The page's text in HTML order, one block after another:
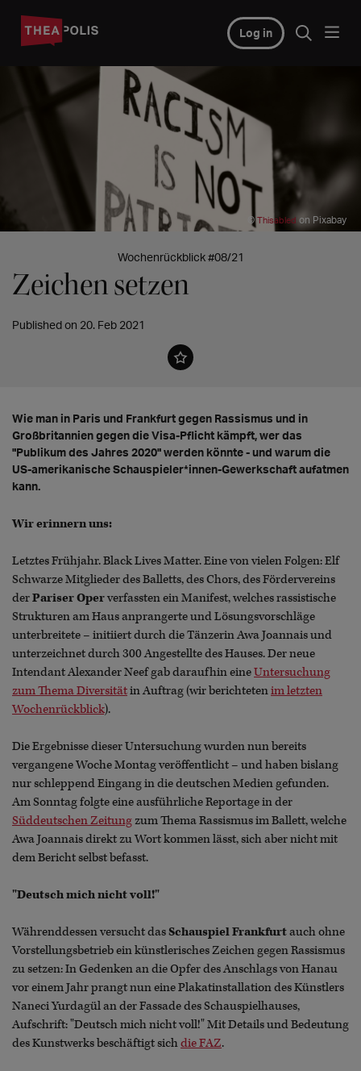
Log in
© Thisabled on Pixabay
Wochenrückblick #08/21
Zeichen setzen
Published on 20. Feb 2021
Wie man in Paris und Frankfurt gegen Rassismus und in
Großbritannien gegen die Visa-Pflicht kämpft, wer das
"Publikum des Jahres 2020" werden könnte - und warum die
US-amerikanische Schauspieler*innen-Gewerkschaft aufatmen
kann.
Wir erinnern uns:
Letztes Frühjahr. Black Lives Matter. Eine von vielen Folgen: Elf
Schwarze Mitglieder des Balletts, des Chors, des Fördervereins
derPariser Operverfassten ein Manifest, welches rassistische
Strukturen am Haus anprangerte und Lösungsvorschläge
unterbreitete – initiiert durch die Tänzerin Awa Joannais und
unterzeichnet durch 300 Angestellte des Hauses. Der neue
Intendant Alexander Neef gab daraufhin eineUntersuchung
zum Thema Diversitätin Auftrag (wir berichtetenim letzten
Wochenrückblick).
Die Ergebnisse dieser Untersuchung wurden nun bereits
vergangene Woche Montag veröffentlicht – und haben bislang
nur schleppend Eingang in die deutschen Medien gefunden.
Am Sonntag folgte eine ausführliche Reportage in der
Süddeutschen Zeitungzum Thema Rassismus im Ballett, welche
Awa Joannais direkt zu Wort kommen lässt, sich aber nicht mit
dem Bericht selbst befasst.
"Deutsch mich nicht voll!"
Währenddessen versucht dasSchauspiel Frankfurtauch ohne
Vorstellungsbetrieb ein künstlerisches Zeichen gegen Rassismus
zu setzen: In Gedenken an die Opfer des Anschlags von Hanau
vor einem Jahr prangt nun eine Plakatinstallation des Künstlers
Naneci Yurdagül an der Fassade des Schauspielhauses,
Aufschrift: "Deutsch mich nicht voll!" Mit Details und Bedeutung
des Kunstwerks beschäftigt sichdie FAZ.